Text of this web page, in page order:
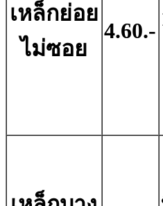
เหล็กย่อย
ไม่ซอย
4.60.-